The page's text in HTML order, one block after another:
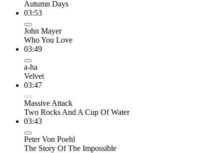
Autumn Days
03:53
John Mayer
Who You Love
03:49
a-ha
Velvet
03:47
Massive Attack
Two Rocks And A Cup Of Water
03:43
Peter Von Poehl
The Story Of The Impossible